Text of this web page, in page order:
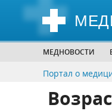
МЕДНОВОСТИ
Портал о